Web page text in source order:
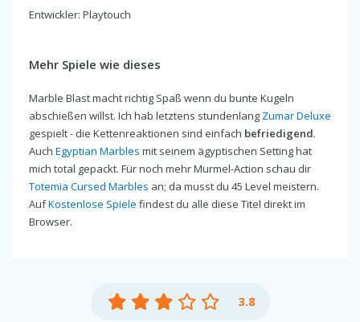
Entwickler: Playtouch
Mehr Spiele wie dieses
Marble Blast macht richtig Spaß wenn du bunte Kugeln
abschießen willst. Ich hab letztens stundenlang Zumar Deluxe
gespielt - die Kettenreaktionen sind einfach befriedigend.
Auch Egyptian Marbles mit seinem ägyptischen Setting hat
mich total gepackt. Für noch mehr Murmel-Action schau dir
Totemia Cursed Marbles an; da musst du 45 Level meistern.
AufKostenlose Spiele findest du alle diese Titel direkt im
Browser.
3.8